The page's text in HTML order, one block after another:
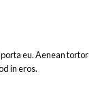
eu. Aenean tortor
in eros.